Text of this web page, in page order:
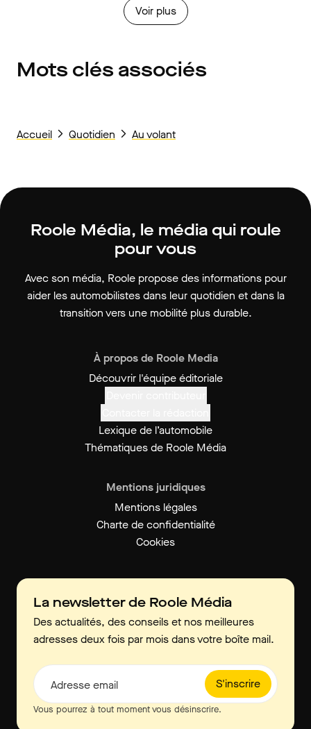
Voir plus
Mots clés associés
Accueil Quotidien Au volant
Roole Média, le média qui roule
pour vous
Avec son média, Roole propose des informations pour
aider les automobilistes dans leur quotidien et dans la
transition vers une mobilité plus durable.
À propos de Roole Media
Découvrir l'équipe éditoriale
Lexique de l’automobile
Thématiques de Roole Média
Mentions juridiques
Mentions légales
Charte de confidentialité
Cookies
La newsletter de Roole Média
Des actualités, des conseils et nos meilleures
adresses deux fois par mois dans votre boîte mail.
S'inscrire
Adresse email
Vous pourrez à tout moment vous désinscrire.